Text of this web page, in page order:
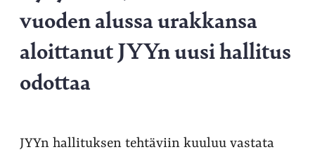
vuoden alussa urakkansa
aloittanut JYYn uusi hallitus
odottaa
JYYn hallituksen tehtäviin kuuluu vastata